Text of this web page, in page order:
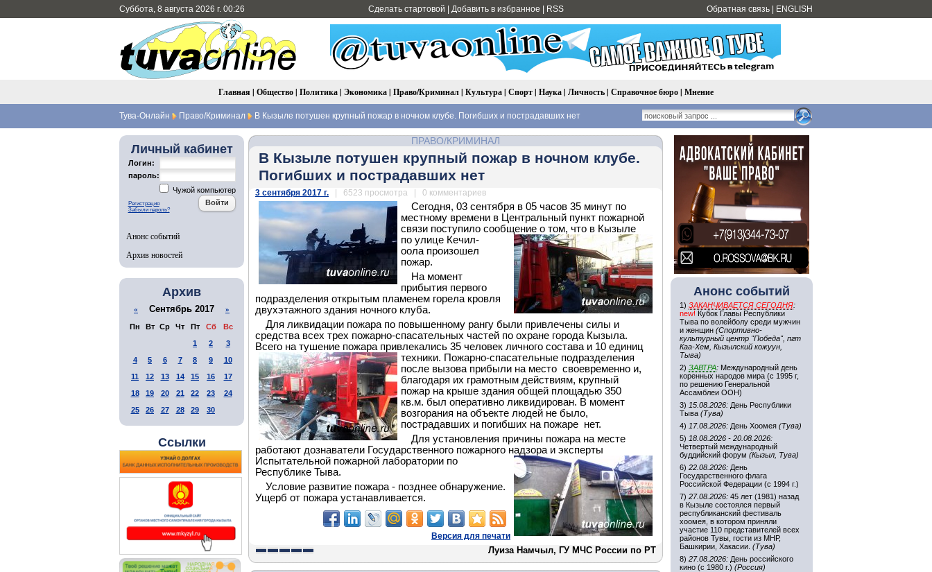
Суббота, 8 августа 2026 г. 00:26 Сделать стартовой Добавить в избранное RSS Обратная связь ENGLISH
Главная | Общество| Политика| Экономика| Право/Криминал| Культура| Спорт| Наука| Личность| Справочное бюро| Мнение
Тува-Онлайн Право/Криминал В Кызыле потушен крупный пожар в ночном клубе. Погибших и пострадавших нет
Личный кабинет
Логин:
пароль:
Чужой компьютер
Регистрация
Забыли пароль?
Анонс событий
Архив новостей
Архив
« Сентябрь 2017 »
Пн Вт Ср Чт Пт Сб
Вс
1
2
3
4
5 6 7 8 9
10
11
12 13 14 15 16
17
18
19 20 21 22 23
24
25
26 27 28 29 30
Ссылки
ПРАВО/КРИМИНАЛ
В Кызыле потушен крупный пожар в ночном клубе.
Погибших и пострадавших нет
3 сентября 2017 г. | 6523 просмотра | 0 комментариев
Сегодня, 03 сентября в 05 часов 35 минут по
местному времени в Центральный пункт пожарной
связи поступило сообщение о том, что в Кызыле
по улице Кечил-
оола произошел
пожар.
На момент
прибытия первого
подразделения открытым пламенем горела кровля
двухэтажного здания ночного клуба.
Для ликвидации пожара по повышенному рангу были привлечены силы и
средства всех трех пожарно-спасательных частей по охране города Кызыла.
Всего на тушение пожара привлекались 35 человек личного состава и 10 единиц
техники. Пожарно-спасательные подразделения
после вызова прибыли на место своевременно и,
благодаря их грамотным действиям, крупный
пожар на крыше здания общей площадью 350
кв.м. был оперативно ликвидирован. В момент
возгорания на объекте людей не было,
пострадавших и погибших на пожаре нет.
Для установления причины пожара на месте
работают дознаватели Государственного пожарного надзора и эксперты
Испытательной пожарной лаборатории по
Республике Тыва.
Условие развитие пожара - позднее обнаружение.
Ущерб от пожара устанавливается.
Версия для печати
Луиза Намчыл, ГУ МЧС России по РТ
Анонс событий
1) ЗАКАНЧИВАЕТСЯ СЕГОДНЯ:
new! Кубок Главы Республики
Тыва по волейболу среди мужчин
и женщин (Спортивно-
культурный центр "Победа", пгт
Каа-Хем, Кызылский кожуун,
Тыва)
2) ЗАВТРА: Международный день
коренных народов мира (с 1995 г,
по решению Генеральной
Ассамблеи ООН)
3) 15.08.2026: День Республики
Тыва (Тува)
4) 17.08.2026: День Хоомея (Тува)
5) 18.08.2026 - 20.08.2026:
Четвертый международный
буддийский форум (Кызыл, Тува)
6) 22.08.2026: День
Государственного флага
Российской Федерации (с 1994 г.)
7) 27.08.2026: 45 лет (1981) назад
в Кызыле состоялся первый
республиканский фестиваль
хоомея, в котором приняли
участие 110 представителей всех
районов Тувы, гости из МНР,
Башкирии, Хакасии. (Тува)
8) 27.08.2026: День российского
кино (с 1980 г.) (Россия)